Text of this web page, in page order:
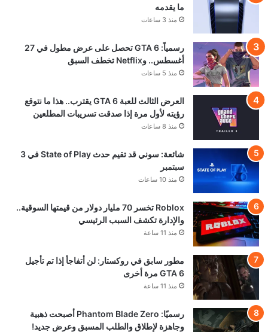
ما يقدمه
منذ 3 ساعات
رسمياً: GTA 6 تحصل على عرض مطول في 27
أغسطس.. وNetflix تخطف السبق
منذ 5 ساعات
العرض الثالث للعبة GTA 6 يقترب.. هذا ما نتوقع
رؤيته لأول مرة إذا صدقت تسريبات المطلعين
منذ 8 ساعات
شائعة: سوني قد تقيم حدث State of Play في 3
سبتمبر
منذ 10 ساعات
Roblox تخسر 70 مليار دولار من قيمتها السوقية..
والإدارة تكشف السبب الرئيسي
منذ 11 ساعة
مطور سابق في روكستار: لن أتفاجأ إذا تم تأجيل
GTA 6 مرة أخرى
منذ 11 ساعة
رسميًا: Phantom Blade Zero أصبحت ذهبية
وجاهزة لإطلاق والطلب المسبق وعرض جديد!